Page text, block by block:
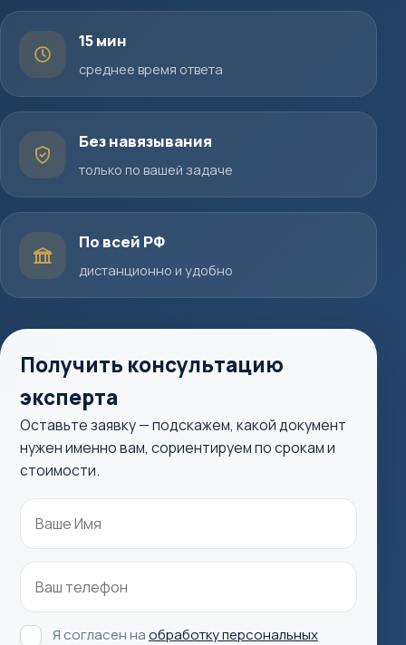
15 мин
среднее время ответа
Без навязывания
только по вашей задаче
По всей РФ
дистанционно и удобно
Получить консультацию
эксперта
Оставьте заявку — подскажем, какой документ
нужен именно вам, сориентируем по срокам и
стоимости.
Я согласен наобработку персональных